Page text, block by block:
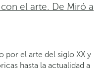
el arte. De Miró a
por el arte del siglo XX y
hasta la actualidad a